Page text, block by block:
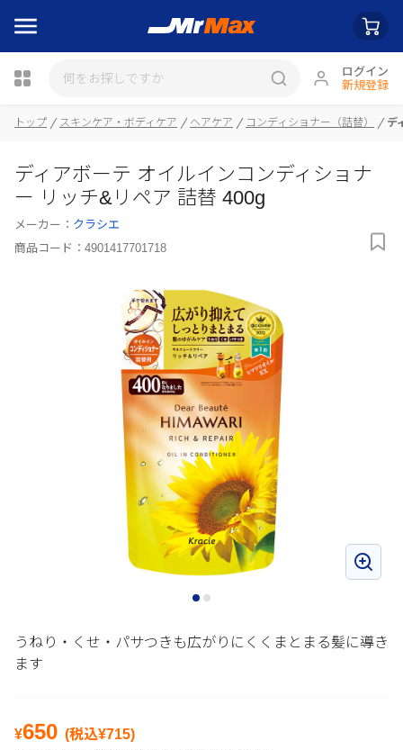
ログイン
新規登録
トップ スキンケア・ボディケア ヘアケア コンディショナー（詰替） デ
ディアボーテ オイルインコンディショナ
ー リッチ&リペア 詰替 400g
メーカー： クラシエ
商品コード： 4901417701718
うねり・くせ・パサつきも広がりにくくまとまる髪に導き
ます
¥650 (税込¥715)